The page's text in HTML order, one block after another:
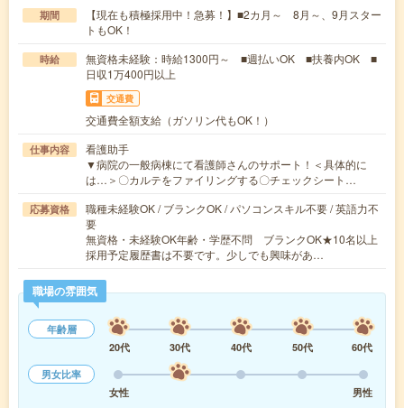
期間
【現在も積極採用中！急募！】■2カ月～ 8月～、9月スター
トもOK！
時給
無資格未経験：時給1300円～ ■週払いOK ■扶養内OK ■
日収1万400円以上
交通費
交通費全額支給（ガソリン代もOK！）
仕事内容
看護助手
▼病院の一般病棟にて看護師さんのサポート！＜具体的に
は…＞〇カルテをファイリングする〇チェックシート…
応募資格
職種未経験OK / ブランクOK / パソコンスキル不要 / 英語力不
要
無資格・未経験OK年齢・学歴不問 ブランクOK★10名以上
採用予定履歴書は不要です。少しでも興味があ…
職場の雰囲気
年齢層
20代
30代 40代 50代
60代
男女比率
女性
男性